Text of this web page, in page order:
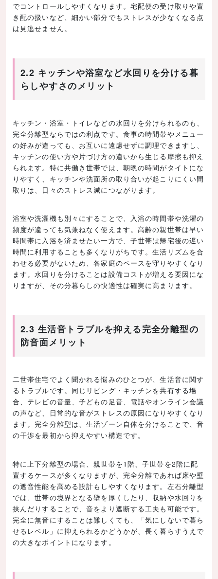
でコントロールしやすくなります。宅配便の受け取りや置
き配の扱いなど、細かい部分でもストレスが少なくなる点
は見逃せません。
2.2 キッチンや浴室など水回りを分ける暮
らしやすさのメリット
キッチン・浴室・トイレなどの水回りを分けられるのも、
完全分離型ならではの利点です。食事の時間帯やメニュー
の好みが違っても、お互いに遠慮せずに調理できますし、
キッチンの使い方や片づけ方の違いから生じる摩擦も抑え
られます。特に共働き世帯では、朝晩の時間がタイトにな
りやすく、キッチンや洗面所の取り合いが起こりにくい間
取りは、日々のストレス減につながります。
浴室や洗濯機も別々にすることで、入浴の時間帯や洗濯の
頻度が違っても気兼ねなく使えます。高齢の親世帯は早い
時間帯に入浴を済ませたい一方で、子世帯は帰宅後の遅い
時間に利用することも多くなりがちです。生活リズムを合
わせる必要がないため、各家庭のペースを守りやすくなり
ます。水回りを分けることは設備コストが増える要因にな
りますが、その分暮らしの快適性は確実に高まります。
2.3 生活音トラブルを抑える完全分離型の
防音面メリット
二世帯住宅でよく聞かれる悩みのひとつが、生活音に関す
るトラブルです。同じリビング・キッチンを共有する場
合、テレビの音量、子どもの足音、電話やオンライン会議
の声など、日常的な音がストレスの原因になりやすくなり
ます。完全分離型は、生活ゾーン自体を分けることで、音
の干渉を最初から抑えやすい構造です。
特に上下分離型の場合、親世帯を1階、子世帯を2階に配
置するケースが多くなりますが、完全分離であれば床や壁
の遮音性能を高める設計もしやすくなります。左右分離型
では、世帯の境界となる壁を厚くしたり、収納や水回りを
挟んだりすることで、音をより遮断する工夫も可能です。
完全に無音にすることは難しくても、「気にしないで暮ら
せるレベル」に抑えられるかどうかが、長く暮らすうえで
の大きなポイントになります。